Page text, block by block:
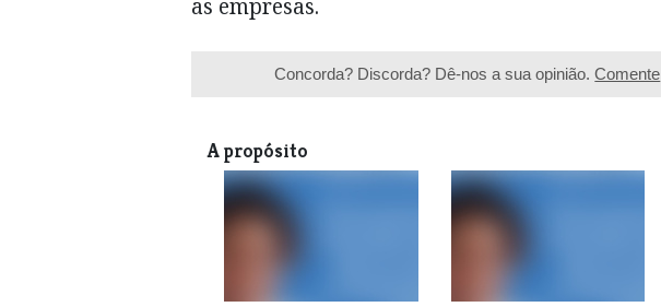
Concorda? Discorda? Dê-nos a sua opinião.Comente
A propósito